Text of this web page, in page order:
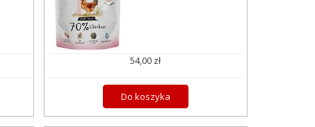
54,00 zł
Do koszyka